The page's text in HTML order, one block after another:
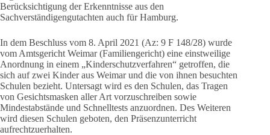
Berücksichtigung der Erkenntnisse aus den
Sachverständigengutachten auch für Hamburg.
In dem Beschluss vom 8. April 2021 (Az: 9 F 148/28) wurde
vom Amtsgericht Weimar (Familiengericht) eine einstweilige
Anordnung in einem „Kinderschutzverfahren“ getroffen, die
sich auf zwei Kinder aus Weimar und die von ihnen besuchten
Schulen bezieht. Untersagt wird es den Schulen, das Tragen
von Gesichtsmasken aller Art vorzuschreiben sowie
Mindestabstände und Schnelltests anzuordnen. Des Weiteren
wird diesen Schulen geboten, den Präsenzunterricht
aufrechtzuerhalten.